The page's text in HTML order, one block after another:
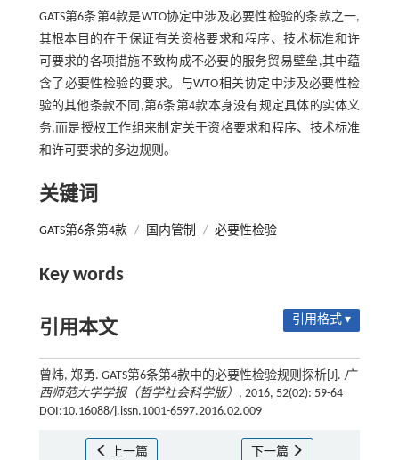
GATS第6条第4款是WTO协定中涉及必要性检验的条款之一,
其根本目的在于保证有关资格要求和程序、技术标准和许
可要求的各项措施不致构成不必要的服务贸易壁垒,其中蕴
含了必要性检验的要求。与WTO相关协定中涉及必要性检
验的其他条款不同,第6条第4款本身没有规定具体的实体义
务,而是授权工作组来制定关于资格要求和程序、技术标准
和许可要求的多边规则。
关键词
GATS第6条第4款 / 国内管制 / 必要性检验
Key words
引用本文 引用格式 ▾
曾炜, 郑勇. GATS第6条第4款中的必要性检验规则探析[J]. 广
西师范大学学报（哲学社会科学版） , 2016, 52(02): 59-64
DOI:10.16088/j.issn.1001-6597.2016.02.009
上一篇 下一篇